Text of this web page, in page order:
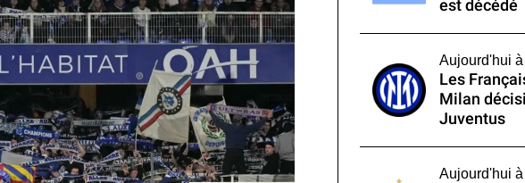
est décédé
Aujourd'hui
Les
Milan
Juventus
Aujourd'hui